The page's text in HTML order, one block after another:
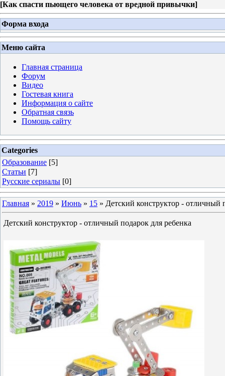
[Как спасти пьющего человека от вредной привычки]
Форма входа
Меню сайта
Главная страница
Форум
Видео
Гостевая книга
Информация о сайте
Обратная связь
Помощь сайту
Categories
Образование [5]
Статьи [7]
Русские сериалы [0]
Главная » 2019 » Июнь » 15 » Детский конструктор - отличный
Детский конструктор - отличный подарок для ребенка